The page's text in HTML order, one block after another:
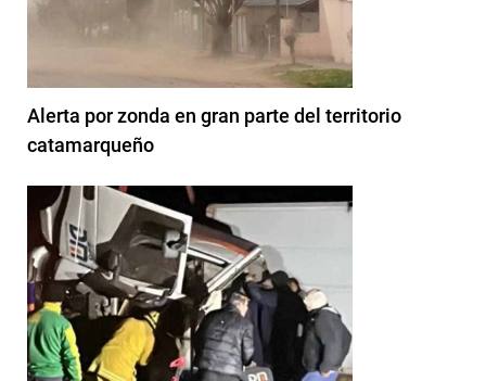
Alerta por zonda en gran parte del territorio
catamarqueño